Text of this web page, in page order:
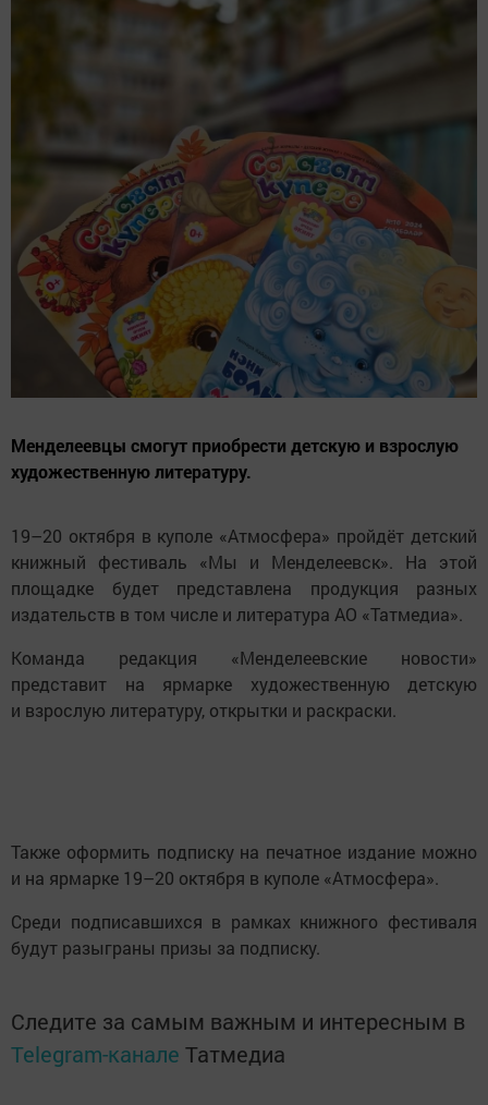
Менделеевцы смогут приобрести детскую и взрослую
художественную литературу.
19–20 октября в куполе «Атмосфера» пройдёт детский
книжный фестиваль «Мы и Менделеевск». На этой
площадке будет представлена продукция разных
издательств в том числе и литература АО «Татмедиа».
Команда редакция «Менделеевские новости»
представит на ярмарке художественную детскую
и взрослую литературу, открытки и раскраски.
Также оформить подписку на печатное издание можно
и на ярмарке 19–20 октября в куполе «Атмосфера».
Среди подписавшихся в рамках книжного фестиваля
будут разыграны призы за подписку.
Следите за самым важным и интересным в
Telegram-канале Татмедиа